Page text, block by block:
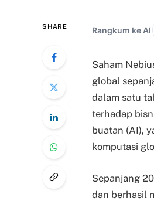
SHARE Rangkum ke AI
Saham
global
dalam satu
terhadap
buatan (AI),
komputasi
Sepanjang
dan berhasil